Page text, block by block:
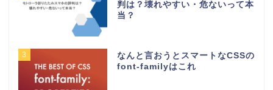
判は？壊れやすい・危ないって本
当？
3
なんと言おうとスマートなCSSの
font-familyはこれ